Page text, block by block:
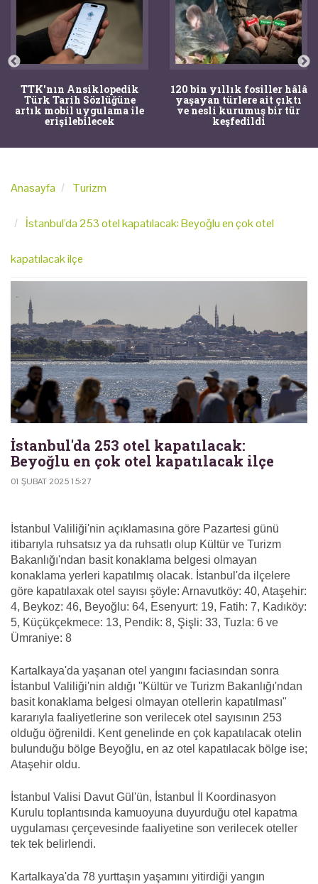
TTK'nın Ansiklopedik
Türk Tarih Sözlüğüne
artık mobil uygulama ile
erişilebilecek
120 bin yıllık fosiller hâlâ
yaşayan türlere ait çıktı
ve nesli kurumuş bir tür
keşfedildi
Anasayfa Turizm
İstanbul'da 253 otel kapatılacak: Beyoğlu en çok otel
kapatılacak ilçe
İstanbul'da 253 otel kapatılacak:
Beyoğlu en çok otel kapatılacak ilçe
01 ŞUBAT 2025 15:27
İstanbul Valiliği'nin açıklamasına göre Pazartesi günü
itibarıyla ruhsatsız ya da ruhsatlı olup Kültür ve Turizm
Bakanlığı'ndan basit konaklama belgesi olmayan
konaklama yerleri kapatılmış olacak. İstanbul'da ilçelere
göre kapatılaxak otel sayısı şöyle: Arnavutköy: 40, Ataşehir:
4, Beykoz: 46, Beyoğlu: 64, Esenyurt: 19, Fatih: 7, Kadıköy:
5, Küçükçekmece: 13, Pendik: 8, Şişli: 33, Tuzla: 6 ve
Ümraniye: 8
Kartalkaya'da yaşanan otel yangını faciasından sonra
İstanbul Valiliği'nin aldığı "Kültür ve Turizm Bakanlığı'ndan
basit konaklama belgesi olmayan otellerin kapatılması"
kararıyla faaliyetlerine son verilecek otel sayısının 253
olduğu öğrenildi. Kent genelinde en çok kapatılacak otelin
bulunduğu bölge Beyoğlu, en az otel kapatılacak bölge ise;
Ataşehir oldu.
İstanbul Valisi Davut Gül'ün, İstanbul İl Koordinasyon
Kurulu toplantısında kamuoyuna duyurduğu otel kapatma
uygulaması çerçevesinde faaliyetine son verilecek oteller
tek tek belirlendi.
Kartalkaya'da 78 yurttaşın yaşamını yitirdiği yangın